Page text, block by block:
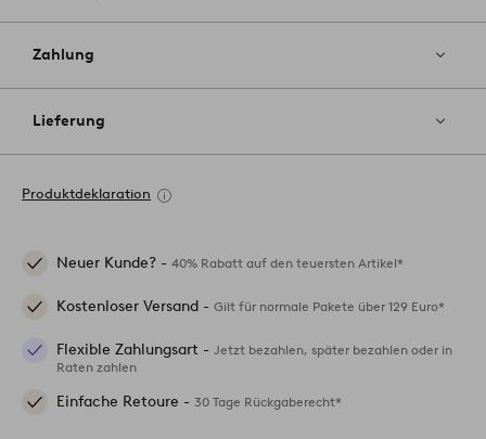
Zahlung
Lieferung
Produktdeklaration
Neuer Kunde? - 40% Rabatt auf den teuersten Artikel*
Kostenloser Versand - Gilt für normale Pakete über 129 Euro*
Flexible Zahlungsart - Jetzt bezahlen, später bezahlen oder in
Raten zahlen
Einfache Retoure - 30 Tage Rückgaberecht*